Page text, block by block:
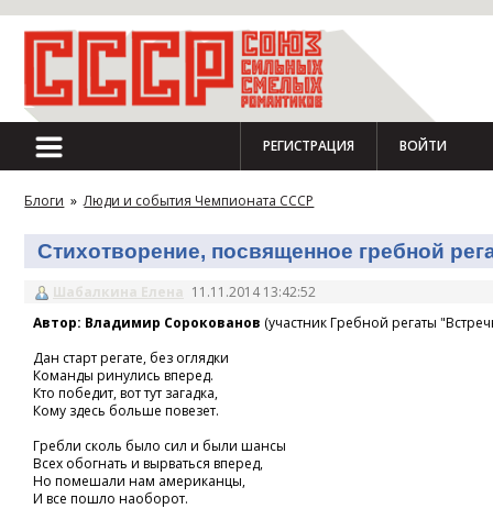
РЕГИСТРАЦИЯ ВОЙТИ
Блоги » Люди и события Чемпионата СССР
Стихотворение, посвященное гребной
Шабалкина Елена 11.11.2014 13:42:52
Автор: Владимир Сорокованов (участник Гребной регаты
Дан старт регате, без оглядки
Команды ринулись вперед.
Кто победит, вот тут загадка,
Кому здесь больше повезет.
Гребли сколь было сил и были шансы
Всех обогнать и вырваться вперед,
Но помешали нам американцы,
И все пошло наоборот.